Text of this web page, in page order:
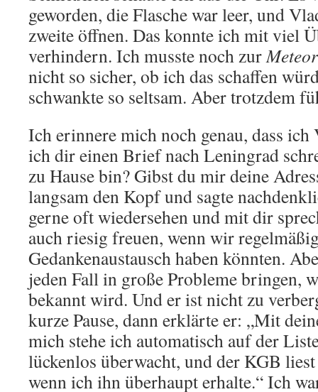
geworden, die Flasche war leer, und
zweite öffnen. Das konnte ich mit viel
verhindern. Ich musste noch zurMeteor
nicht so sicher, ob ich das schaffen
schwankte so seltsam. Aber trotzdem
Ich erinnere mich noch genau, dass
ich dir einen Brief nach Leningrad
zu Hause bin? Gibst du mir deine
langsam den Kopf und sagte
gerne oft wiedersehen und mit dir
auch riesig freuen, wenn wir
Gedankenaustausch haben könnten.
jeden Fall in große Probleme bringen,
bekannt wird. Und er ist nicht zu
kurze Pause, dann erklärte er: „Mit
mich stehe ich automatisch auf der
lückenlos überwacht, und der KGB
wenn ich ihn überhaupt erhalte.“ Ich